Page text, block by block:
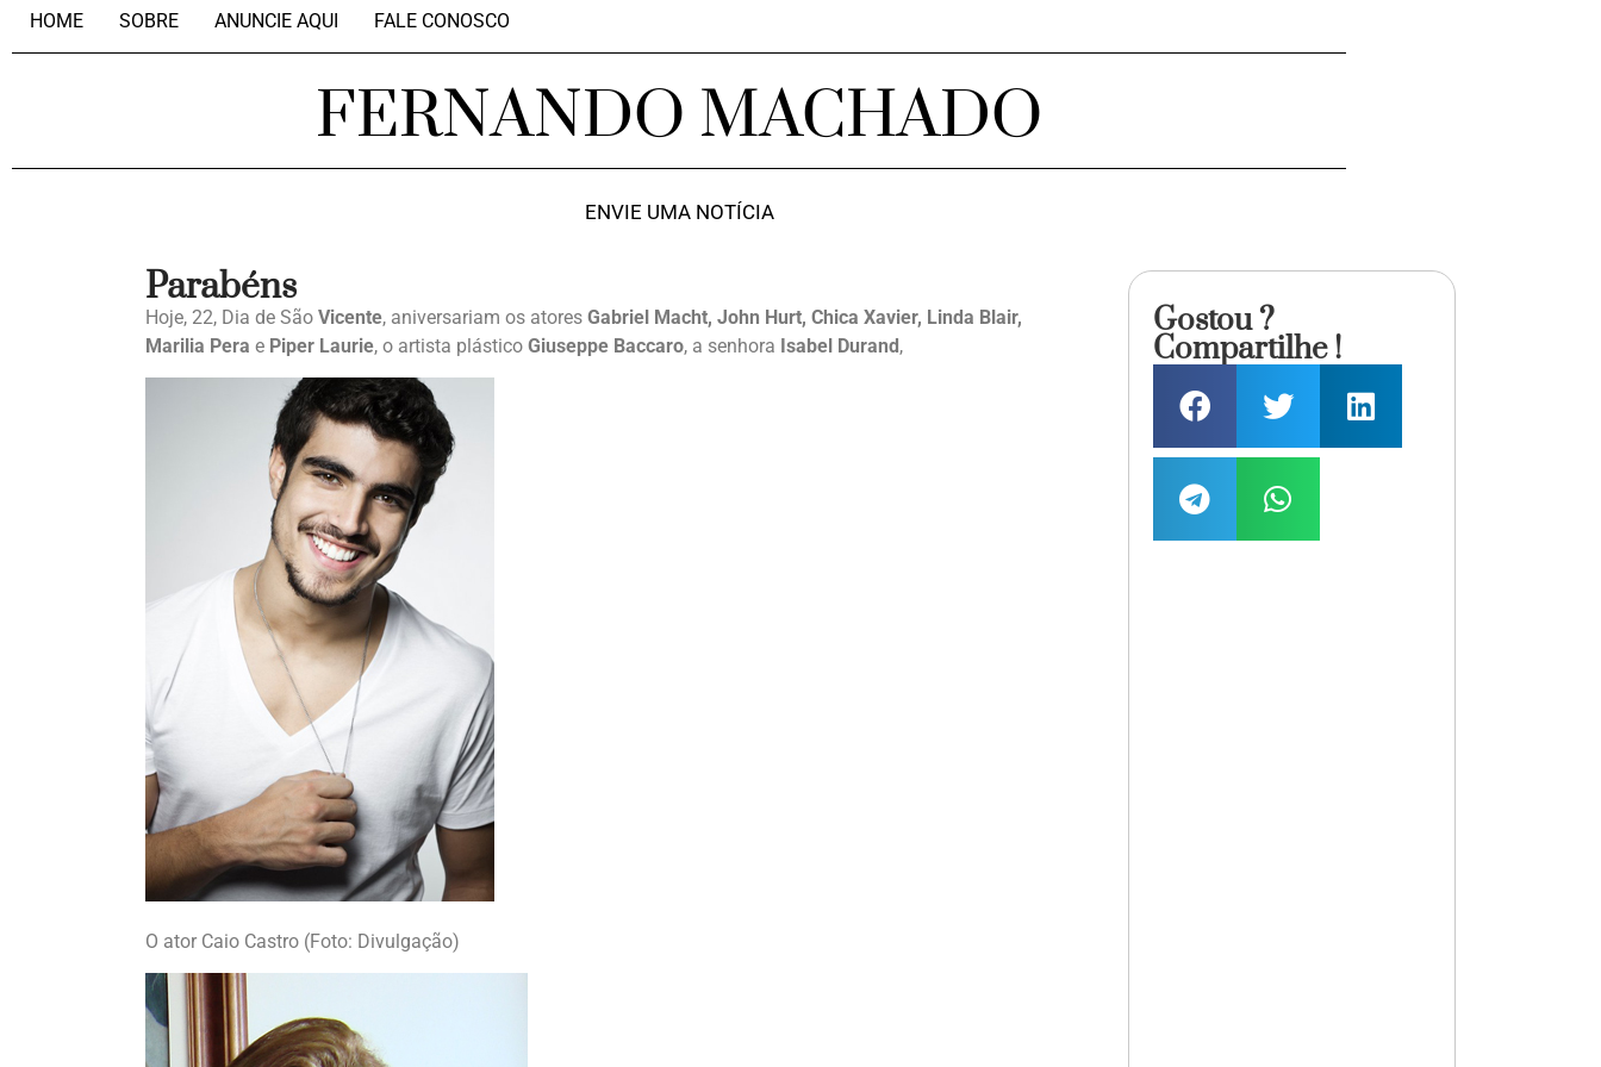
HOME SOBRE ANUNCIE AQUI FALE CONOSCO
FERNANDO MACHADO
ENVIE UMA NOTÍCIA
Parabéns
Hoje, 22, Dia de São Vicente, aniversariam os atores Gabriel Macht, John Hurt, Chica Xavier, Linda Blair,
Marilia Pera e Piper Laurie, o artista plástico Giuseppe Baccaro, a senhora Isabel Durand,
O ator Caio Castro (Foto: Divulgação)
Gostou ?
Compartilhe !